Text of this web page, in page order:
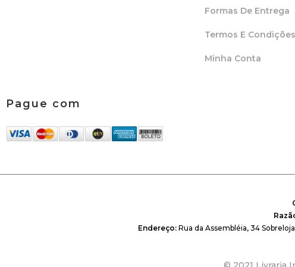
Formas De Entrega
Termos E Condições
Minha Conta
Pague com
Endereço:Rua da Assembléia, 34